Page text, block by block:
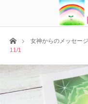
ホーム女神からのメッセージ
11/1